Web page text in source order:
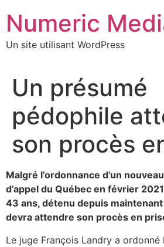
contenu
Numeric
Un site utilisant WordPress
Un présumé
pédophile
son procès
Malgré l’ordonnance d’un
d’appel du Québec en février
43 ans, détenu depuis
devra attendre son procès en
Le juge François Landry a ordonné